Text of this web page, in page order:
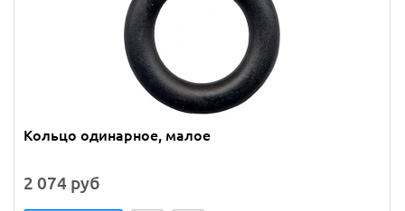
Кольцо одинарное, малое
2 074 руб